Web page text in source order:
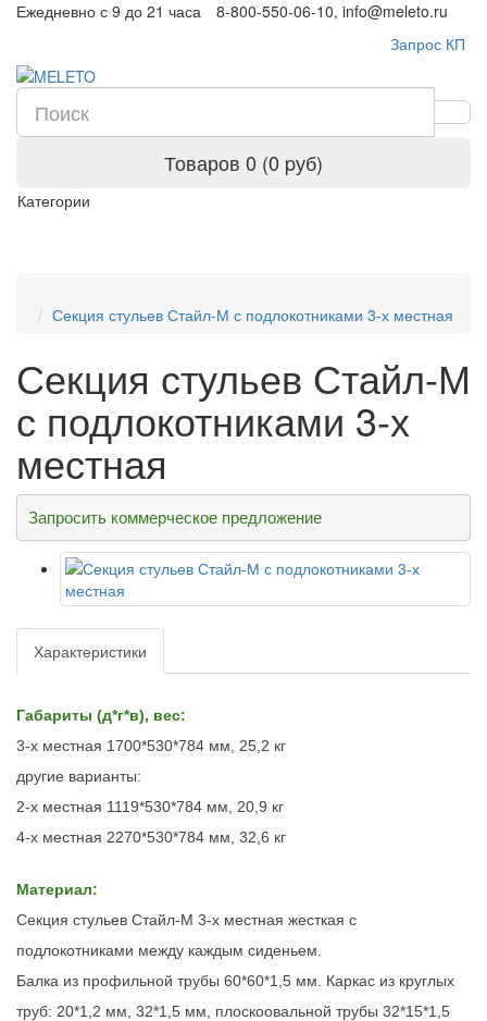
Ежедневно с 9 до 21 часа
8-800-550-06-10, info@meleto.ru
Запрос КП
Товаров 0 (0 pуб)
Категории
Секция стульев Стайл-М с подлокотниками 3-х местная
Секция стульев Стайл-М
с подлокотниками 3-х
местная
Запросить коммерческое предложение
Характеристики
Габариты (д*г*в), вес:
3-х местная 1700*530*784 мм, 25,2 кг
другие варианты:
2-х местная 1119*530*784 мм, 20,9 кг
4-х местная 2270*530*784 мм, 32,6 кг
Материал:
Секция стульев Стайл-М 3-х местная жесткая с
подлокотниками между каждым сиденьем.
Балка из профильной трубы 60*60*1,5 мм. Каркас из круглых
труб: 20*1,2 мм, 32*1,5 мм, плоскоовальной трубы 32*15*1,5